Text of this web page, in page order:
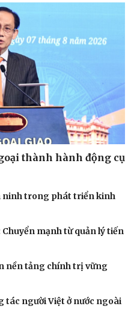
thành hành động cụ
ninh trong phát triển kinh
mạnh từ quản lý tiến
nền tảng chính trị vững
tác người Việt ở nước ngoài